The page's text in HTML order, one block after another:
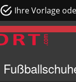
Ihre Vorlage